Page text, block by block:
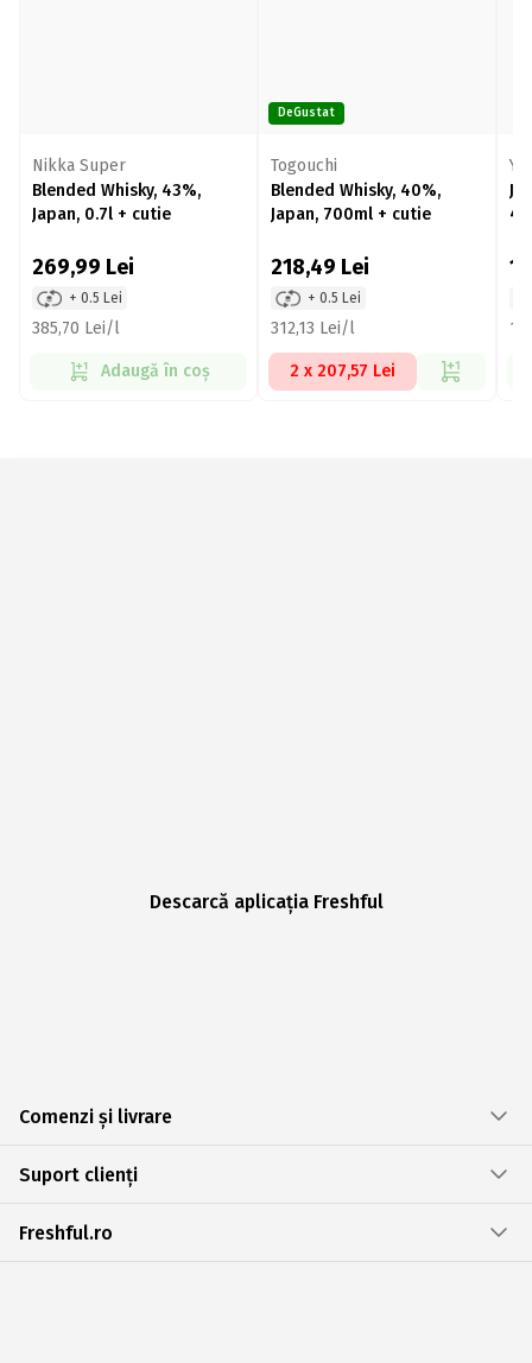
Nikka Super
Blended Whisky, 43%,
Japan, 0.7l + cutie
269,99 Lei
+ 0.5 Lei
385,70 Lei/l
Adaugă în coș
DeGustat
Togouchi
Blended Whisky, 40%,
Japan, 700ml + cutie
218,49 Lei
+ 0.5 Lei
312,13 Lei/l
2 x 207,57 Lei
Descarcă aplicația Freshful
Comenzi și livrare
Suport clienți
Freshful.ro